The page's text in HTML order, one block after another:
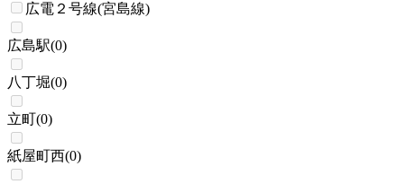
広電２号線(宮島線)
広島駅(0)
八丁堀(0)
立町(0)
紙屋町西(0)